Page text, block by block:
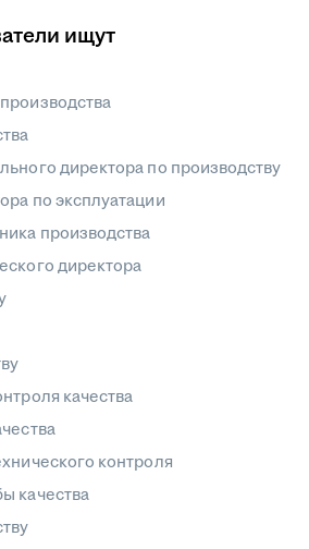
ищут
директора по производству
по эксплуатации
производства
директора
качества
контроля
качества